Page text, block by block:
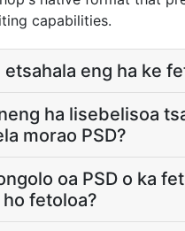
capabilities.
etsahala eng ha ke
ha lisebelisoa
morao PSD?
oa PSD o ka
fetoloa?